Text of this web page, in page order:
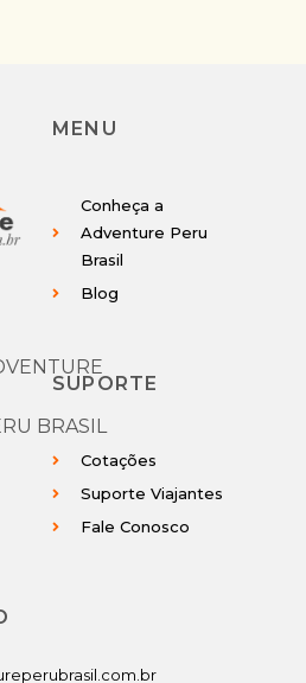
MENU
Conheça a
Adventure Peru
Brasil
Blog
SUPORTE
Cotações
Suporte Viajantes
Fale Conosco